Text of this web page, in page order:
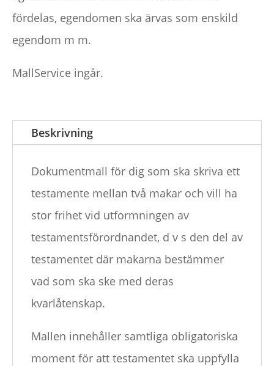
fördelas, egendomen ska ärvas som enskild
egendom m m.
MallService ingår.
Beskrivning
Dokumentmall för dig som ska skriva ett
testamente mellan två makar och vill ha
stor frihet vid utformningen av
testamentsförordnandet, d v s den del av
testamentet där makarna bestämmer
vad som ska ske med deras
kvarlåtenskap.
Mallen innehåller samtliga obligatoriska
moment för att testamentet ska uppfylla